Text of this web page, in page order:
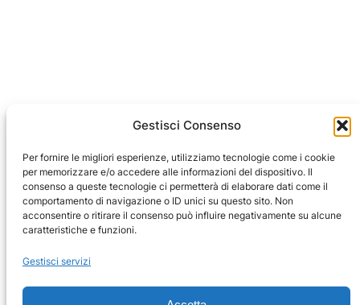
Gestisci Consenso
Per fornire le migliori esperienze, utilizziamo tecnologie come i cookie
per memorizzare e/o accedere alle informazioni del dispositivo. Il
consenso a queste tecnologie ci permetterà di elaborare dati come il
comportamento di navigazione o ID unici su questo sito. Non
acconsentire o ritirare il consenso può influire negativamente su alcune
caratteristiche e funzioni.
Gestisci servizi